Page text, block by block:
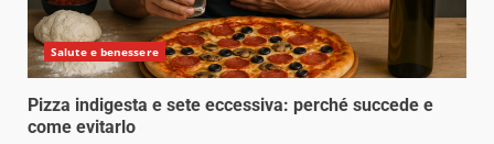
Salute e benessere
Pizza indigesta e sete eccessiva: perché succede e
come evitarlo